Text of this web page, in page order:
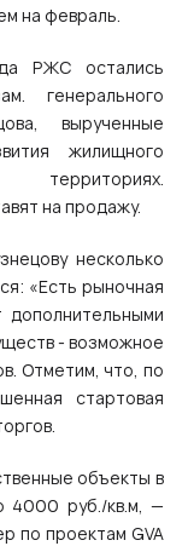
на февраль.
РЖС остались
генерального
вырученные
жилищного
на продажу.
несколько
«Есть рыночная
дополнительными
- возможное
Отметим, что, по
стартовая
объекты в
4000 руб./кв.м, —
по проектам GVA